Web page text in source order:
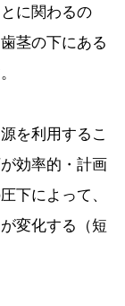
に関わるの
茎の下にある
を利用するこ
効率的・計画
下によって、
変化する（短